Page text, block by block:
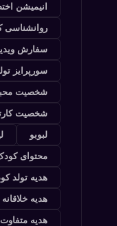
انیمیشن
روانشناسی
سفارش
سورپرایز
شخصیت
شخصیت
لبوبو
محتوای
هدیه تولد
هدیه
هدیه